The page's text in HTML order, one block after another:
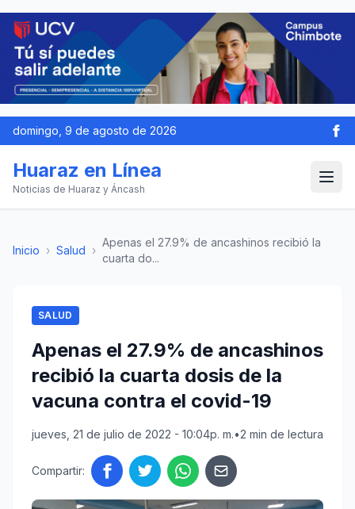
domingo, 9 de agosto de 2026
Huaraz en Línea
Noticias de Huaraz y Áncash
Inicio › Salud ›
Apenas el 27.9% de ancashinos recibió la
cuarta do...
SALUD
Apenas el 27.9% de ancashinos
recibió la cuarta dosis de la
vacuna contra el covid-19
jueves, 21 de julio de 2022 - 10:04p. m.•2 min de lectura
Compartir: